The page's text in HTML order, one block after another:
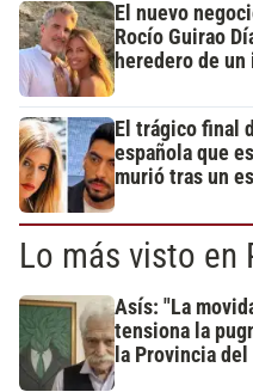
El nuevo
Rocío Guirao
heredero de
El trágico final
española que
murió tras un
Lo más visto en
Asís: "La
tensiona la
la Provincia del